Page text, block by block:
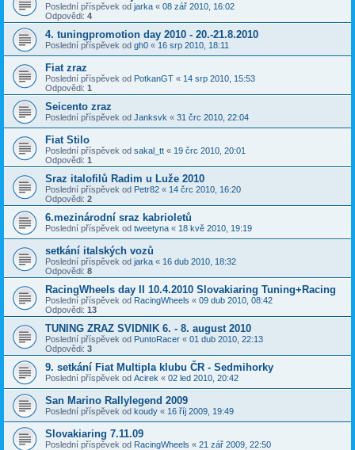
Poslední příspěvek od jarka « 08 zář 2010, 16:02
Odpovědi: 4
4. tuningpromotion day 2010 - 20.-21.8.2010
Poslední příspěvek od gh0 « 16 srp 2010, 18:11
Fiat zraz
Poslední příspěvek od PotkanGT « 14 srp 2010, 15:53
Odpovědi: 1
Seicento zraz
Poslední příspěvek od Janksvk « 31 črc 2010, 22:04
Fiat Stilo
Poslední příspěvek od sakal_tt « 19 črc 2010, 20:01
Odpovědi: 1
Sraz italofilů Radim u Luže 2010
Poslední příspěvek od Petr82 « 14 črc 2010, 16:20
Odpovědi: 2
6.mezinárodní sraz kabrioletů
Poslední příspěvek od tweetyna « 18 kvě 2010, 19:19
setkání italských vozů
Poslední příspěvek od jarka « 16 dub 2010, 18:32
Odpovědi: 8
RacingWheels day II 10.4.2010 Slovakiaring Tuning+Racing
Poslední příspěvek od RacingWheels « 09 dub 2010, 08:42
Odpovědi: 13
TUNING ZRAZ SVIDNIK 6. - 8. august 2010
Poslední příspěvek od PuntoRacer « 01 dub 2010, 22:13
Odpovědi: 3
9. setkání Fiat Multipla klubu ČR - Sedmihorky
Poslední příspěvek od Acirek « 02 led 2010, 20:42
San Marino Rallylegend 2009
Poslední příspěvek od koudy « 16 říj 2009, 19:49
Slovakiaring 7.11.09
Poslední příspěvek od RacingWheels « 21 zář 2009, 22:50